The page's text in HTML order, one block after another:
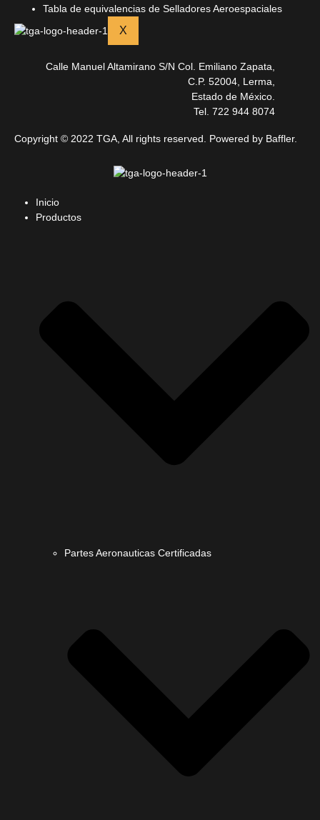
Tabla de equivalencias de Selladores Aeroespaciales
X
Calle Manuel Altamirano S/N Col. Emiliano Zapata,
C.P. 52004, Lerma,
Estado de México.
Tel. 722 944 8074
Copyright © 2022 TGA, All rights reserved. Powered by Baffler.
Inicio
Productos
Partes Aeronauticas Certificadas